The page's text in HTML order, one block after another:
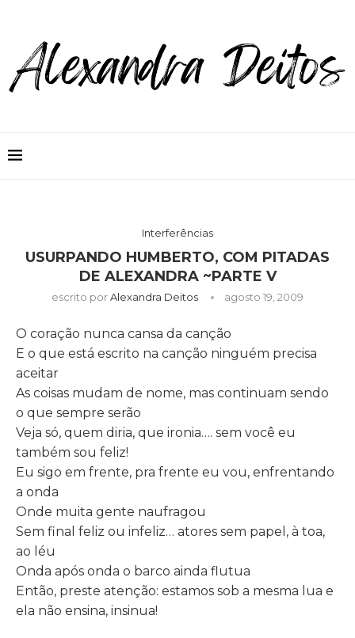
Interferências
USURPANDO HUMBERTO, COM PITADAS
DE ALEXANDRA ~PARTE V
escrito porAlexandra Deitos agosto 19, 2009
O coração nunca cansa da canção
E o que está escrito na canção ninguém precisa
aceitar
As coisas mudam de nome, mas continuam sendo
o que sempre serão
Veja só, quem diria, que ironia…. sem você eu
também sou feliz!
Eu sigo em frente, pra frente eu vou, enfrentando
a onda
Onde muita gente naufragou
Sem final feliz ou infeliz… atores sem papel, à toa,
ao léu
Onda após onda o barco ainda flutua
Então, preste atenção: estamos sob a mesma lua e
ela não ensina, insinua!